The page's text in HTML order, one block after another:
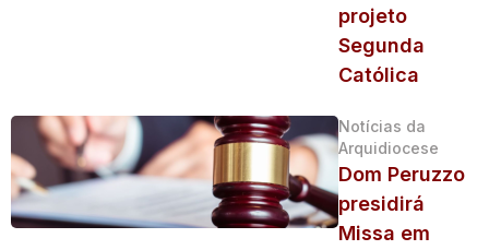
projeto
Segunda
Católica
Notícias da
Arquidiocese
Dom Peruzzo
presidirá
Missa em